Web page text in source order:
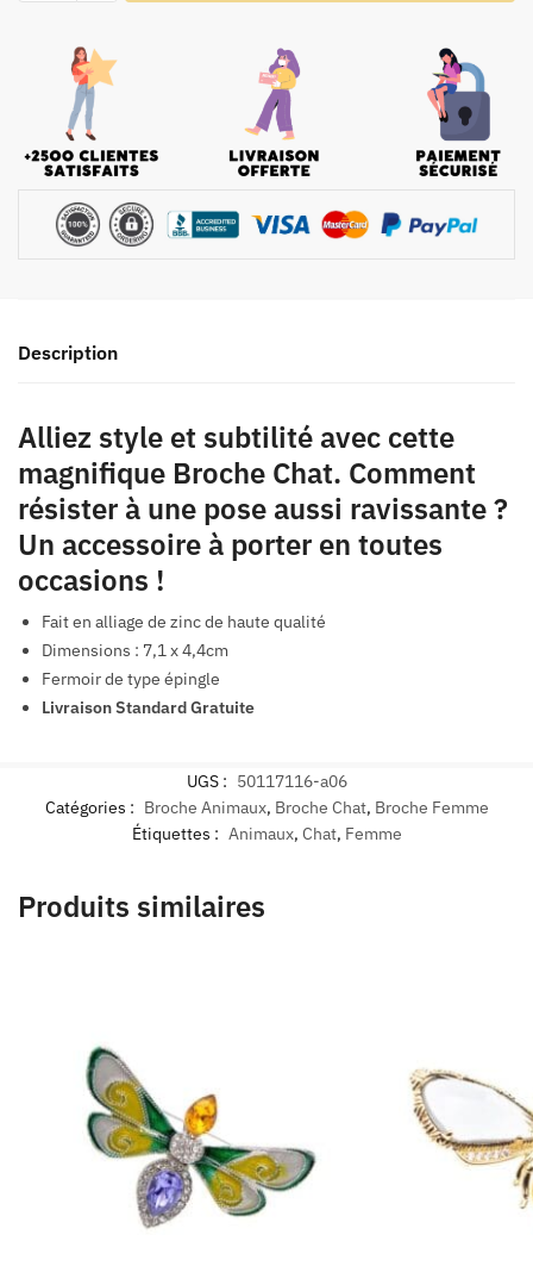
Description
Alliez style et subtilité avec cette
magnifique Broche Chat. Comment
résister à une pose aussi ravissante ?
Un accessoire à porter en toutes
occasions !
Fait en alliage de zinc de haute qualité
Dimensions : 7,1 x 4,4cm
Fermoir de type épingle
Livraison Standard Gratuite
UGS : 50117116-a06
Catégories : Broche Animaux, Broche Chat, Broche Femme
Étiquettes : Animaux, Chat, Femme
Produits similaires